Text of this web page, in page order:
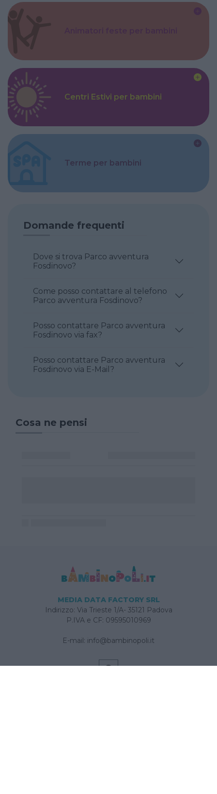
Centri Estivi per bambini
Terme per bambini
Domande frequenti
Dove si trova Parco avventura
Fosdinovo?
Come posso contattare al telefono
Parco avventura Fosdinovo?
Posso contattare Parco avventura
Fosdinovo via fax?
Posso contattare Parco avventura
Fosdinovo via E-Mail?
Cosa ne pensi
MEDIA DATA FACTORY SRL
Indirizzo: Via Trieste 1/A- 35121 Padova
P.IVA e CF: 09595010969
E-mail: info@bambinopoli.it